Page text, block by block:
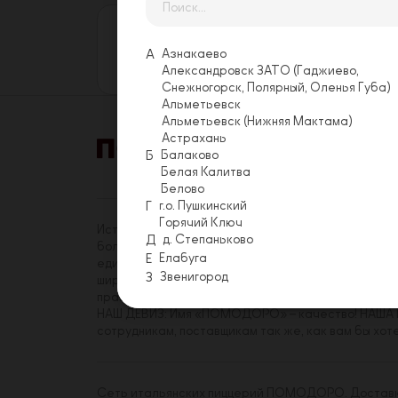
Оставить отзыв
Условия
История «ПОМОДОРО» началась в 2014 году. На
более трехсот сотрудников, имеющих реальную
единомышленников среди коллег. Миссия
широкому кругу посетителей. Принципы,
правиле.
А
Азнакаево
Александровск ЗАТО (Гаджиево,
Снежногорск, Полярный, Оленья Губа)
Альметьевск
Альметьевск (Нижняя Мактама)
Астрахань
Б
Балаково
Белая Калитва
Белово
Г г.о. Пушкинский
Горячий Ключ
Д д. Степаньково
Е Елабуга
З Звенигород